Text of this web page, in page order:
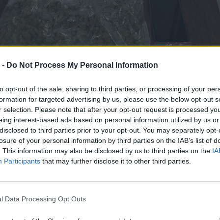
- Do Not Process My Personal Information
opt-out of the sale, sharing to third parties, or processing of your
for targeted advertising by us, please use the below opt-out
selection. Please note that after your opt-out request is processed
interest-based ads based on personal information utilized by us
to third parties prior to your opt-out. You may separately
of your personal information by third parties on the IAB’s list of
This information may also be disclosed by us to third parties on the
Participants that may further disclose it to other third parties.
Data Processing Opt Outs
από συντονισμένες ενέργειες των αστυνομικών,
προαναφερόμενος άνδρας και στην κατοχή του
1 συσκευασία με ακατέργαστη κάνναβη βάρους 238
που πραγματοποιήθηκε σε υπόγεια αποθήκη που